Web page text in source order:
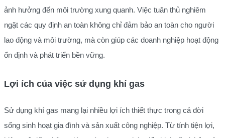
ảnh hưởng đến môi trường xung quanh. Việc tuân thủ nghiêm
ngặt các quy định an toàn không chỉ đảm bảo an toàn cho người
lao động và môi trường, mà còn giúp các doanh nghiệp hoạt động
ổn định và phát triển bền vững.
Lợi ích của việc sử dụng khí gas
Sử dụng khí gas mang lại nhiều lợi ích thiết thực trong cả đời
sống sinh hoạt gia đình và sản xuất công nghiệp. Từ tính tiện lợi,